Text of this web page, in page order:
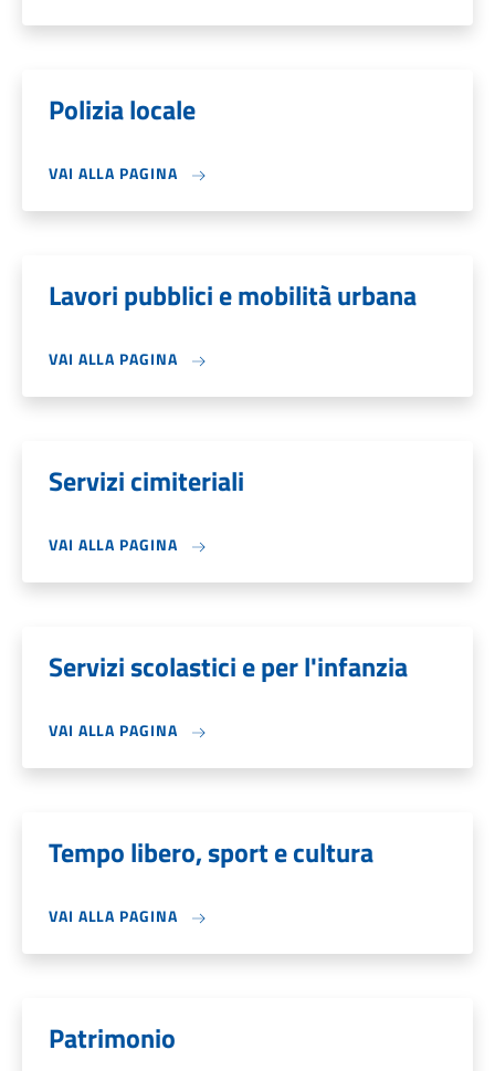
Polizia locale
VAI ALLA PAGINA
Lavori pubblici e mobilità urbana
VAI ALLA PAGINA
Servizi cimiteriali
VAI ALLA PAGINA
Servizi scolastici e per l'infanzia
VAI ALLA PAGINA
Tempo libero, sport e cultura
VAI ALLA PAGINA
Patrimonio